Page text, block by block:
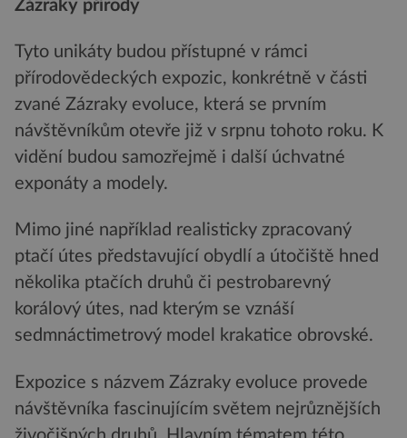
Zázraky přírody
Tyto unikáty budou přístupné v rámci
přírodovědeckých expozic, konkrétně v části
zvané Zázraky evoluce, která se prvním
návštěvníkům otevře již v srpnu tohoto roku. K
vidění budou samozřejmě i další úchvatné
exponáty a modely.
Mimo jiné například realisticky zpracovaný
ptačí útes představující obydlí a útočiště hned
několika ptačích druhů či pestrobarevný
korálový útes, nad kterým se vznáší
sedmnáctimetrový model krakatice obrovské.
Expozice s názvem Zázraky evoluce provede
návštěvníka fascinujícím světem nejrůznějších